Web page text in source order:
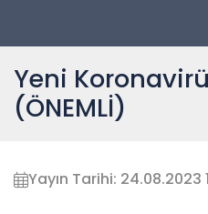
Yeni
(ÖNEMLİ)
Yayın Tarihi: 24.08.2023